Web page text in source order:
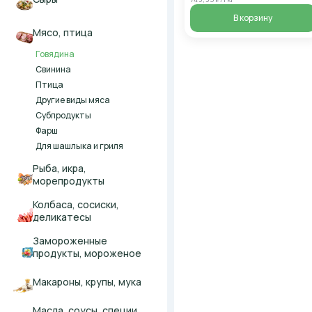
Мясо, птица
Говядина
Свинина
Птица
Другие виды мяса
Субпродукты
Фарш
Для шашлыка и гриля
Рыба, икра,
морепродукты
Колбаса, сосиски,
деликатесы
Замороженные
продукты, мороженое
Макароны, крупы, мука
В корзину